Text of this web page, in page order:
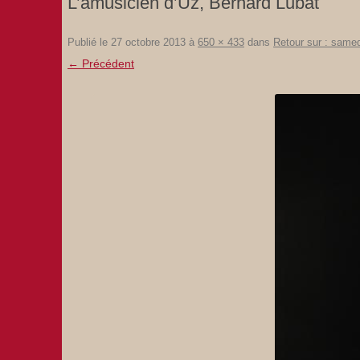
Publié le 27 octobre 2013 à 650 × 433 dans Retour sur :
← Précédent